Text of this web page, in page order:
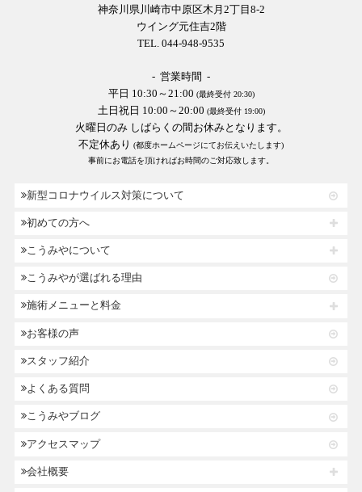
神奈川県川崎市中原区木月2丁目8-2
ウイング元住吉2階
TEL. 044-948-9535
- 営業時間 -
平日 10:30～21:00 (最終受付 20:30)
土日祝日 10:00～20:00 (最終受付 19:00)
火曜日のみ しばらくの間お休みとなります。
不定休あり (都度ホームページにてお伝えいたします)
事前にお電話を頂ければお時間のご対応致します。
新型コロナウイルス対策について
初めての方へ
こうみやについて
こうみやが選ばれる理由
施術メニューと料金
お客様の声
スタッフ紹介
よくある質問
こうみやブログ
アクセスマップ
会社概要